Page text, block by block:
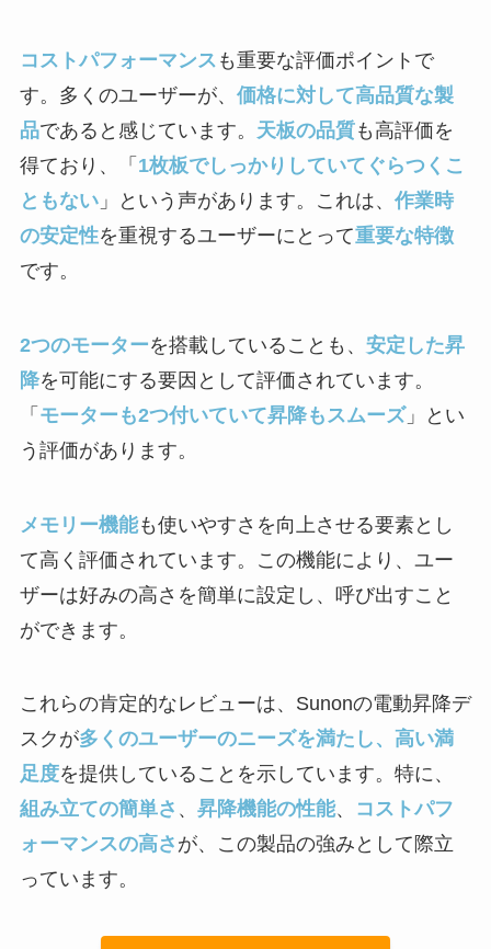
コストパフォーマンス も重要な評価ポイントで
す。多くのユーザーが、 価格に対して高品質な製
品であると感じています。 天板の品質も高評価を
得ており、「 1枚板でしっかりしていてぐらつくこ
ともない」という声があります。これは、 作業時
の安定性を重視するユーザーにとって重要な特徴
です。
2つのモーターを搭載していることも、 安定した昇
降を可能にする要因として評価されています。
「 モーターも2つ付いていて昇降もスムーズ」とい
う評価があります。
メモリー機能も使いやすさを向上させる要素とし
て高く評価されています。この機能により、ユー
ザーは好みの高さを簡単に設定し、呼び出すこと
ができます。
これらの肯定的なレビューは、Sunonの電動昇降デ
スクが多くのユーザーのニーズを満たし、高い満
足度を提供していることを示しています。特に、
組み立ての簡単さ 、 昇降機能の性能、
コストパフ
ォーマンスの高さ が、この製品の強みとして際立
っています。